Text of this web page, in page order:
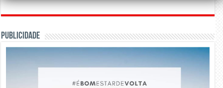
PUBLICIDADE